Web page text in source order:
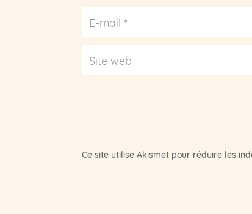
Ce site utilise Akismet pour réduire les